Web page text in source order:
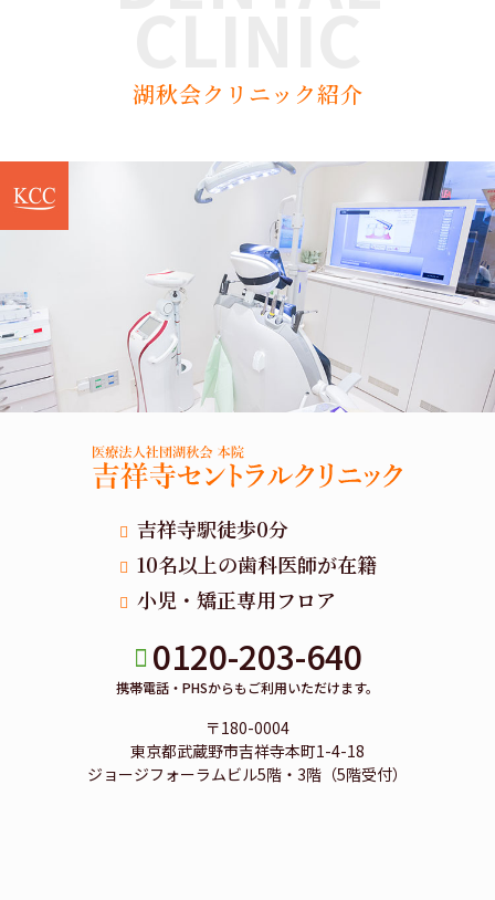
湖秋会クリニック紹介
吉祥寺駅徒歩0分
10名以上の歯科医師が在籍
小児・矯正専用フロア
0120-203-640
携帯電話・PHSからもご利用いただけます。
〒180-0004
東京都武蔵野市吉祥寺本町1-4-18
ジョージフォーラムビル5階・3階（5階受付）